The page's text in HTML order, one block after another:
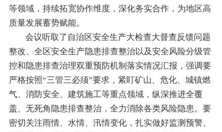
等领域，持续拓宽协作维度，深化务实合作，为地区高
质量发展蓄势赋能。
会议听取了自治区安全生产大检查大督查反馈问题
整改、全区安全生产隐患排查整治以及安全风险分级管
控和隐患排查治理双重预防机制落实情况汇报，强调要
严格按照“三管三必须”要求，紧盯矿山、危化、城镇燃
气、消防安全、建筑施工等重点领域，纵深推进全覆
盖、无死角隐患排查整治，全力消除各类风险隐患。要
密切关注雨情、水情、汛情变化，扎实做好监测预警、